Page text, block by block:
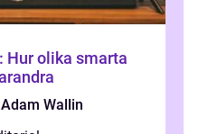
Hur olika smarta
Adam Wallin